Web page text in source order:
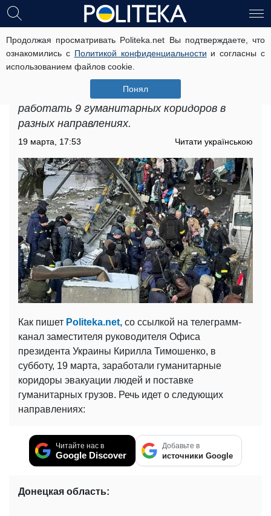
Продолжая просматривать Politeka.net Вы подтверждаете, что
ознакомились с Политикой конфиденциальности и согласны с
использованием файлов cookie.
Понял
Гуманитарные коридоры 19 марта:
по каким направлениям эвакуируют
украинцев
В субботу, 19 марта, в Украине начали
работать 9 гуманитарных коридоров в
разных направлениях.
19 марта, 17:53 Читати українською
Как пишет Politeka.net, со ссылкой на телеграмм-
канал заместителя руководителя Офиса
президента Украины Кирилла Тимошенко, в
субботу, 19 марта, заработали гуманитарные
коридоры эвакуации людей и поставке
гуманитарных грузов. Речь идет о следующих
направлениях:
Читайте нас в
Google Discover
Добавьте в
источники Google
Донецкая область: